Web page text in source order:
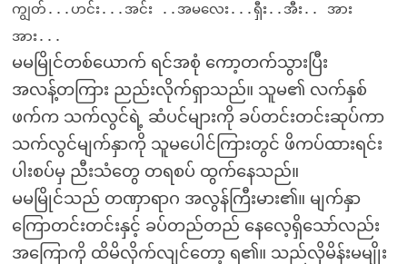
ကျွတ်...ဟင်း...အင်း ..အမလေး...ရှီး..အီး.. အား
အား...
မမမြိုင်တစ်ယောက် ရင်အစုံ ကော့တက်သွားပြီး
အလန့်တကြား ညည်းလိုက်ရှာသည်။ သူမ၏ လက်နှစ်
ဖက်က သက်လွင်ရဲ့ ဆံပင်များကို ခပ်တင်းတင်းဆုပ်ကာ
သက်လွင်မျက်နှာကို သူမပေါင်ကြားတွင် ဖိကပ်ထားရင်း
ပါးစပ်မှ ညီးသံတွေ တရစပ် ထွက်နေသည်။
မမမြိုင်သည် တဏှာရာဂ အလွန်ကြီးမား၏။ မျက်နှာ
ကြောတင်းတင်းနှင့် ခပ်တည်တည် နေလေ့ရှိသော်လည်း
အကြောကို ထိမိလိုက်လျင်တော့ ရ၏။ သည်လိုမိန်းမမျိုး